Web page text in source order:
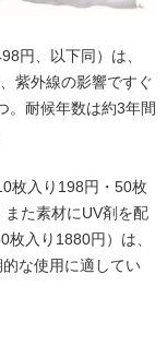
円、以下同）は、
紫外線の影響ですぐ
。耐候年数は約3年間
枚入り198円・50枚
た素材にUV剤を配
入り1880円）は、
な使用に適してい